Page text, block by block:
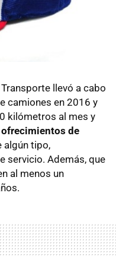
llevó a cabo
camiones en 2016 y
kilómetros al mes y
ofrecimientos de
algún tipo,
servicio. Además, que
al menos un